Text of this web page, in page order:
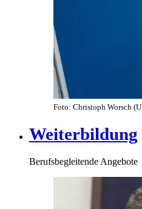
Foto: Christoph Worsch
Weiterbildung
Berufsbegleitende Angebote